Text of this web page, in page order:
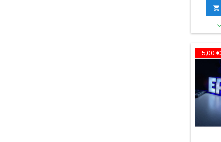

-5,00 €